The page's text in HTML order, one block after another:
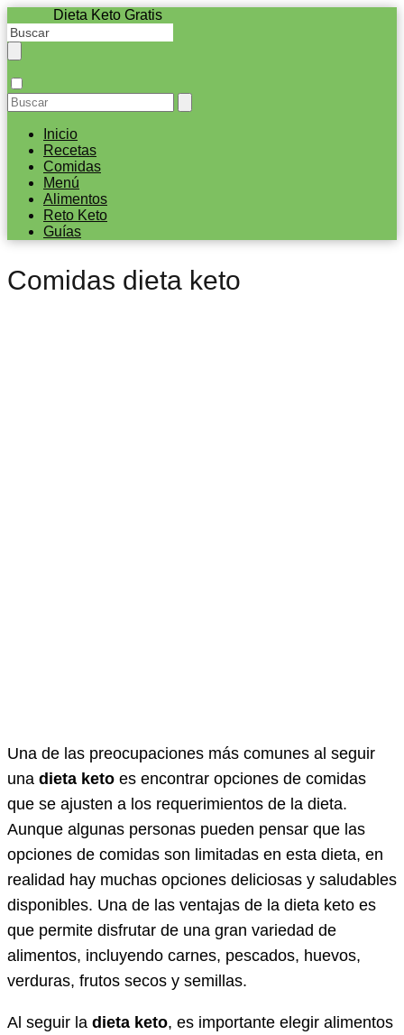
Dieta Keto Gratis
Inicio
Recetas
Comidas
Menú
Alimentos
Reto Keto
Guías
Comidas dieta keto
Una de las preocupaciones más comunes al seguir
una dieta keto es encontrar opciones de comidas
que se ajusten a los requerimientos de la dieta.
Aunque algunas personas pueden pensar que las
opciones de comidas son limitadas en esta dieta, en
realidad hay muchas opciones deliciosas y saludables
disponibles. Una de las ventajas de la dieta keto es
que permite disfrutar de una gran variedad de
alimentos, incluyendo carnes, pescados, huevos,
verduras, frutos secos y semillas.
Al seguir la dieta keto, es importante elegir alimentos